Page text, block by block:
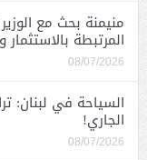
منيمنة بحث مع
المرتبطة بالاستثمار
08/07/2026
السياحة في لبنان:
الجاري!
08/07/2026